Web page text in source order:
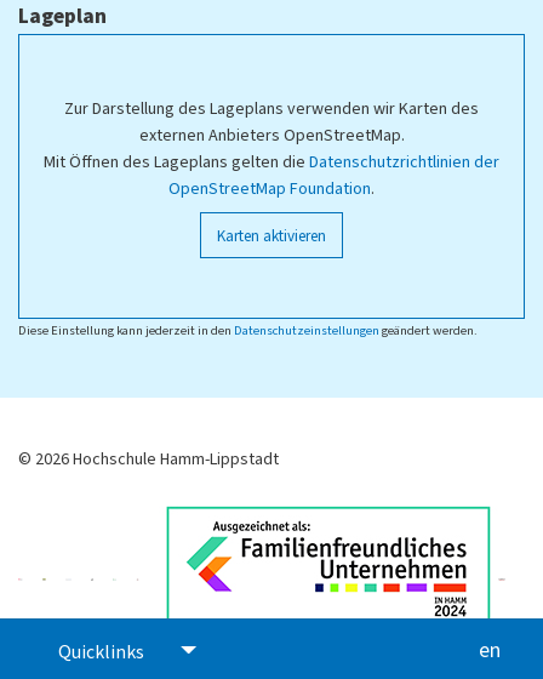
Quicklinks en
Lageplan
Zur Darstellung des Lageplans verwenden wir Karten des
externen Anbieters OpenStreetMap.
Mit Öffnen des Lageplans gelten die Datenschutzrichtlinien der
OpenStreetMap Foundation.
Karten aktivieren
Diese Einstellung kann jederzeit in den Datenschutzeinstellungen geändert werden.
© 2026 Hochschule Hamm-Lippstadt